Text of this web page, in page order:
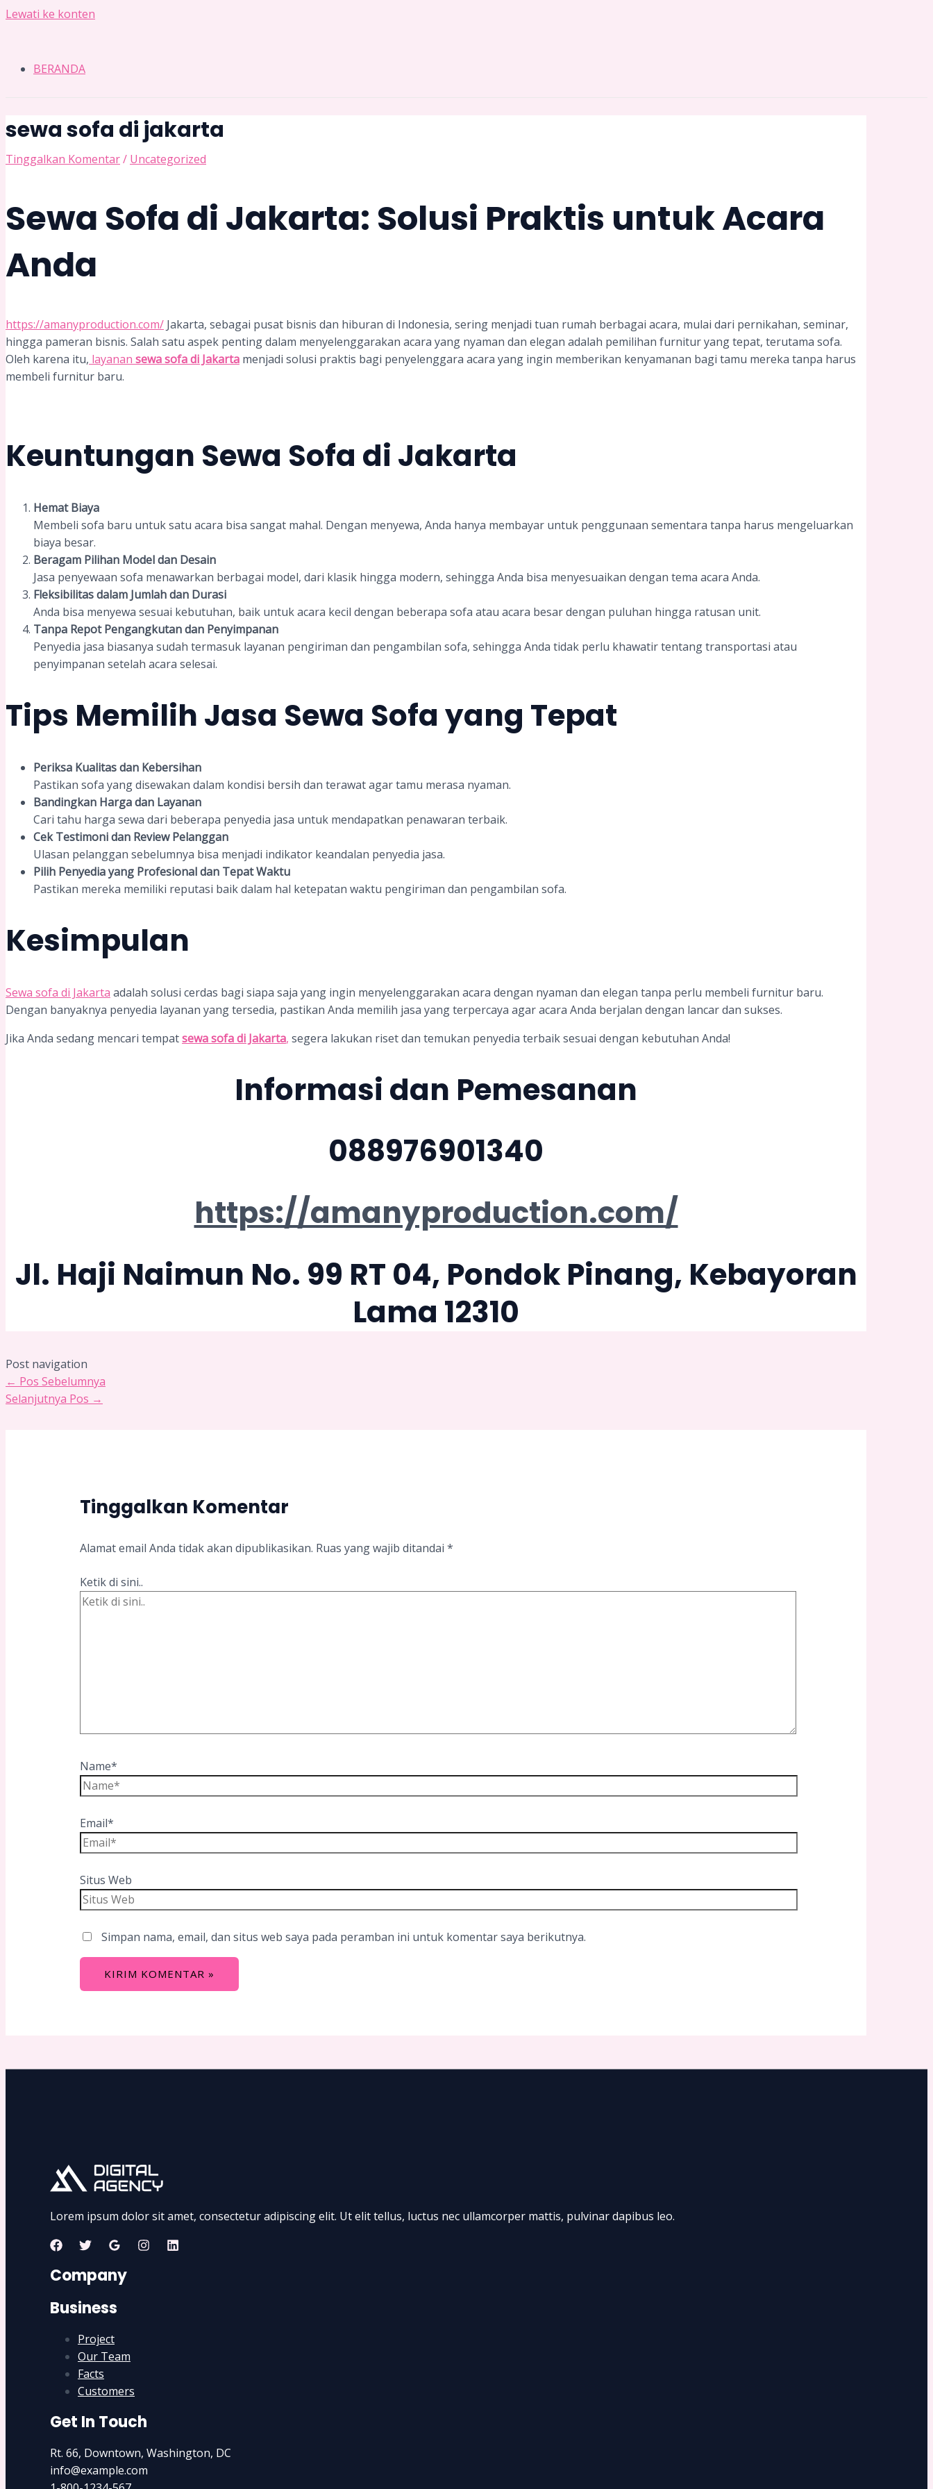
Lewati ke konten
BERANDA
sewa sofa di jakarta
Tinggalkan Komentar/ Uncategorized
Sewa Sofa di Jakarta: Solusi Praktis untuk Acara
Anda
https://amanyproduction.com/ Jakarta, sebagai pusat bisnis dan hiburan di Indonesia, sering menjadi tuan rumah berbagai acara, mulai dari pernikahan, seminar,
hingga pameran bisnis. Salah satu aspek penting dalam menyelenggarakan acara yang nyaman dan elegan adalah pemilihan furnitur yang tepat, terutama sofa.
Oleh karena itu, layanan sewa sofa di Jakarta menjadi solusi praktis bagi penyelenggara acara yang ingin memberikan kenyamanan bagi tamu mereka tanpa harus
membeli furnitur baru.
Keuntungan Sewa Sofa di Jakarta
Hemat Biaya
Membeli sofa baru untuk satu acara bisa sangat mahal. Dengan menyewa, Anda hanya membayar untuk penggunaan sementara tanpa harus mengeluarkan
biaya besar.
Beragam Pilihan Model dan Desain
Jasa penyewaan sofa menawarkan berbagai model, dari klasik hingga modern, sehingga Anda bisa menyesuaikan dengan tema acara Anda.
Fleksibilitas dalam Jumlah dan Durasi
Anda bisa menyewa sesuai kebutuhan, baik untuk acara kecil dengan beberapa sofa atau acara besar dengan puluhan hingga ratusan unit.
Tanpa Repot Pengangkutan dan Penyimpanan
Penyedia jasa biasanya sudah termasuk layanan pengiriman dan pengambilan sofa, sehingga Anda tidak perlu khawatir tentang transportasi atau
penyimpanan setelah acara selesai.
Tips Memilih Jasa Sewa Sofa yang Tepat
Periksa Kualitas dan Kebersihan
Pastikan sofa yang disewakan dalam kondisi bersih dan terawat agar tamu merasa nyaman.
Bandingkan Harga dan Layanan
Cari tahu harga sewa dari beberapa penyedia jasa untuk mendapatkan penawaran terbaik.
Cek Testimoni dan Review Pelanggan
Ulasan pelanggan sebelumnya bisa menjadi indikator keandalan penyedia jasa.
Pilih Penyedia yang Profesional dan Tepat Waktu
Pastikan mereka memiliki reputasi baik dalam hal ketepatan waktu pengiriman dan pengambilan sofa.
Kesimpulan
Sewa sofa di Jakarta adalah solusi cerdas bagi siapa saja yang ingin menyelenggarakan acara dengan nyaman dan elegan tanpa perlu membeli furnitur baru.
Dengan banyaknya penyedia layanan yang tersedia, pastikan Anda memilih jasa yang terpercaya agar acara Anda berjalan dengan lancar dan sukses.
Jika Anda sedang mencari tempatsewa sofa di Jakarta, segera lakukan riset dan temukan penyedia terbaik sesuai dengan kebutuhan Anda!
Informasi dan Pemesanan
088976901340
https://amanyproduction.com/
Jl. Haji Naimun No. 99 RT 04, Pondok Pinang, Kebayoran
Lama 12310
Post navigation
← Pos Sebelumnya
Selanjutnya Pos →
Tinggalkan Komentar
Alamat email Anda tidak akan dipublikasikan. Ruas yang wajib ditandai *
Ketik di sini..
Name*
Email*
Situs Web
Simpan nama, email, dan situs web saya pada peramban ini untuk komentar saya berikutnya.
Lorem ipsum dolor sit amet, consectetur adipiscing elit. Ut elit tellus, luctus nec ullamcorper mattis, pulvinar dapibus leo.
Company
Business
Project
Our Team
Facts
Customers
Get In Touch
Rt. 66, Downtown, Washington, DC
info@example.com​